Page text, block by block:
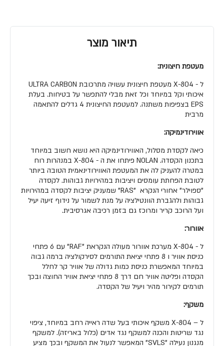
תיאור מוצר
מעטפת חיצונית:
ל - X-804 מעטפת חיצונית עשויה מתרכובת ULTRA CARBON
איכותי וקל במיוחד וכל זאת מבלי להתפשר על בטיחות. בעלת
EPS בצפיפות משתנה. למעטפת החיצונית 4 גדלים להתאמה
מרבית
אווירודינמיקה:
כיאה לקסדת מסלול, האווירודינמיקה היא נושא חשוב במיוחד
בתכנון הקסדה. NOLAN פיתחו את ה - X-804 במנהרות רוח
במטרה להעניק לה את המעטפת האווירודינאמית הטובה ביותר
לטובת הפחתת עומסים ויציבות במהירויות גבוהות. לקסדה
"ספוילר" אחורי הנקרא "RAS" שמעניק יציבות לקסדה במהירויות
גבוהות ולהגברת הוונטילציה על מנת לשמור על נידוף זיעה יעיל
ועל הרוכב קריר ומרוכז גם בזמן רכיבה אגרסיבית.
אוורור:
ל - X-804 מערכת אוורור מעולה הנקראת "RAF" עם 6 פתחי
כניסת אוויר ו 8 פתחי יציאת התורמים לסירקולציה ברמה גבוה
במיוחד המאפשרת כניסת כמות גדולה של אוויר קר לחלל
הקסדה ופליטה אוויר חם דרך 8 פתחי יציאת אוויר החוצה ובכך
תורמים לקירור מהיר ויעיל של הקסדה.
משקף:
ל – X-804 משקף איכותי בעל שדה ראייה רחב במיוחד, ציפוי
נגד שריטות והכנה למשקף נגד אדים (כלול באריזה). למשקף
מנגנון נעילה "SVLS" המאפשר לנעול את המשקף ובכך מציע